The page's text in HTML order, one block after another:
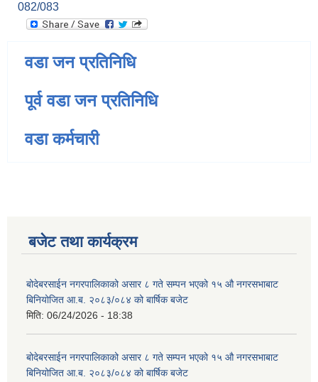
082/083
वडा जन प्रतिनिधि
पूर्व वडा जन प्रतिनिधि
वडा कर्मचारी
बजेट तथा कार्यक्रम
बोदेबरसाईन नगरपालिकाको असार ८ गते सम्पन भएको १५ ‍‍‍औ नगरसभाबाट
बिनियोजित आ.ब. २०८३/०८४ को बार्षिक बजेट
मिति: 06/24/2026 - 18:38
बोदेबरसाईन नगरपालिकाको असार ८ गते सम्पन भएको १५ ‍‍‍औ नगरसभाबाट
बिनियोजित आ.ब. २०८३/०८४ को बार्षिक बजेट